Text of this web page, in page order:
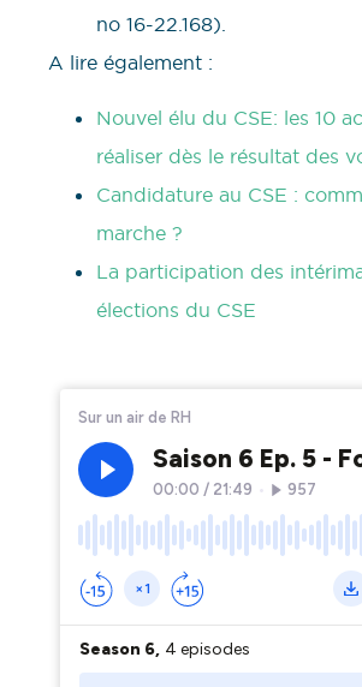
no 16-22.168).
A lire également :
Nouvel élu du CSE: les 10
réaliser dès le résultat des
Candidature au CSE :
marche ?
La participation des
élections du CSE